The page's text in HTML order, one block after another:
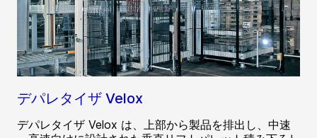
デパレタイザ Velox
デパレタイザ Velox は、上部から製品を排出し、中速